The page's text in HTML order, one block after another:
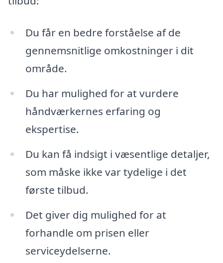
Du får en bedre forståelse af de
gennemsnitlige omkostninger i dit
område.
Du har mulighed for at vurdere
håndværkernes erfaring og
ekspertise.
Du kan få indsigt i væsentlige detaljer,
som måske ikke var tydelige i det
første tilbud.
Det giver dig mulighed for at
forhandle om prisen eller
serviceydelserne.